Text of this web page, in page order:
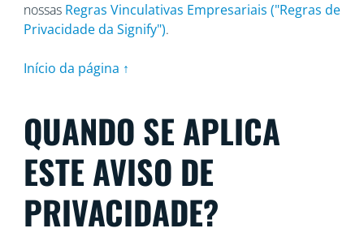
nossas Regras Vinculativas Empresariais ("Regras de
Privacidade da Signify").
Início da página ↑
QUANDO SE APLICA
ESTE AVISO DE
PRIVACIDADE?